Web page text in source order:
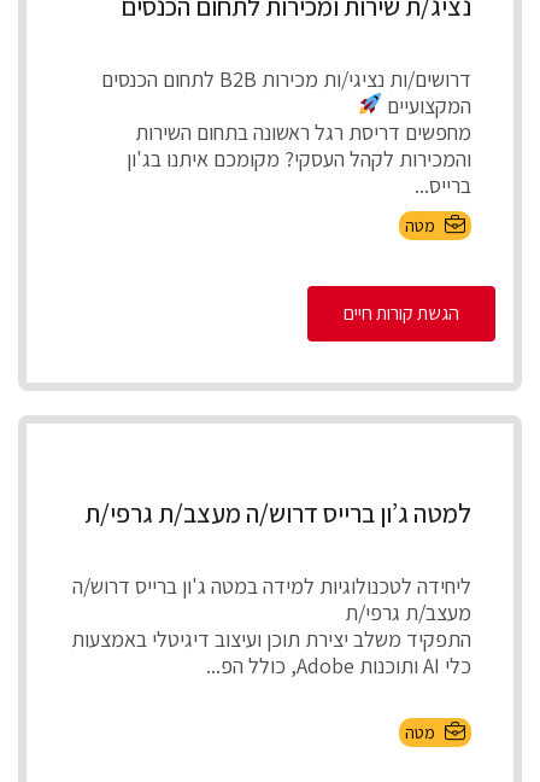
דרושים/ות נציגי/ות מכירות B2B לתחום הכנסים
המקצועיים
מחפשים דריסת רגל ראשונה בתחום השירות
והמכירות לקהל העסקי? מקומכם איתנו בג'ון
ברייס...
מטה
הגשת קורות חיים
למטה ג’ון ברייס דרוש/ה מעצב/ת גרפי/ת
ליחידה לטכנולוגיות למידה במטה ג'ון ברייס דרוש/ה
מעצב/ת גרפי/ת
התפקיד משלב יצירת תוכן ועיצוב דיגיטלי באמצעות
כלי AI ותוכנות Adobe, כולל הפ...
מטה